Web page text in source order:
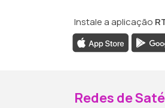
Instale a aplicação
Redes de